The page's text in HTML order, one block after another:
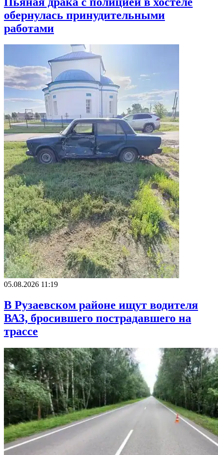
обернулась принудительными
работами
05.08.2026 11:19
В Рузаевском районе ищут водителя
ВАЗ, бросившего пострадавшего на
трассе